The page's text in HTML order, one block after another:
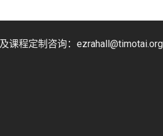
课程定制咨询：ezrahall@timotai.org